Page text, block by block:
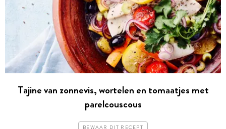
Tajine van zonnevis, wortelen en tomaatjes met
parelcouscous
BEWAAR DIT RECEPT